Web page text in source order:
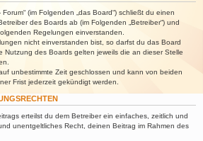
(im Folgenden „das Board“) schließt du einen
des Boards ab (im Folgenden „Betreiber“) und
Regelungen einverstanden.
nicht einverstanden bist, so darfst du das Board
Nutzung des Boards gelten jeweils die an dieser Stelle
unbestimmte Zeit geschlossen und kann von beiden
Frist jederzeit gekündigt werden.
erteilst du dem Betreiber ein einfaches, zeitlich und
unentgeltliches Recht, deinen Beitrag im Rahmen des